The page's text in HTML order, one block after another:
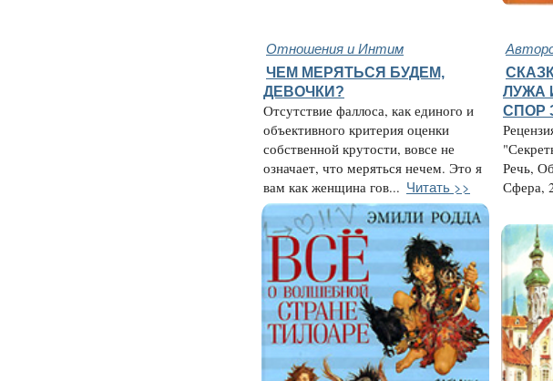
Отношения и Интим
ЧЕМ МЕРЯТЬСЯ БУДЕМ,
ДЕВОЧКИ?
Отсутствие фаллоса, как единого и
объективного критерия оценки
собственной крутости, вовсе не
означает, что меряться нечем. Это я
вам как женщина гов... Читать >>
ЛУЖА
СПОР
Речь,
Сфера,